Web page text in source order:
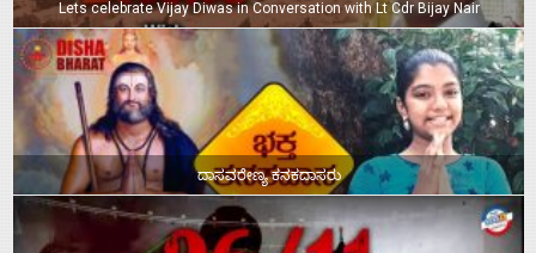
Lets celebrate Vijay Diwas in Conversation with Lt Cdr Bijay Nair
ದಾಸವರೇಣ್ಯ ಕನಕದಾಸರು